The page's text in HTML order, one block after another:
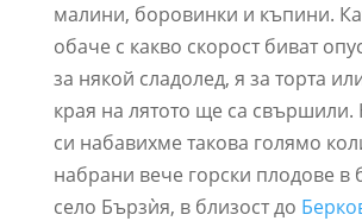
малини, боровинки и къпини.
обаче с какво скорост биват
за някой сладолед, я за торта
края на лятото ще са
си набавихме такова голямо
набрани вече горски плодове в
село Бързѝя, в близост до